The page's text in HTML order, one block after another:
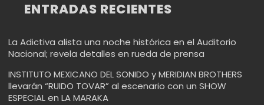
ENTRADAS RECIENTES
La Adictiva alista una noche histórica en el Auditorio
Nacional; revela detalles en rueda de prensa
INSTITUTO MEXICANO DEL SONIDO y MERIDIAN BROTHERS
llevarán “RUIDO TOVAR” al escenario con un SHOW
ESPECIAL en LA MARAKA